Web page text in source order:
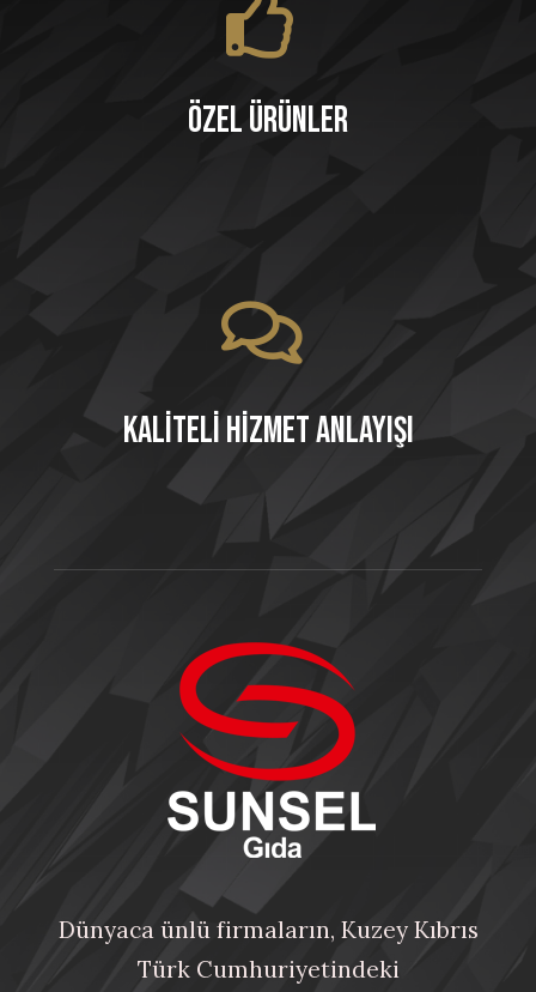
Özel Ürünler
Kaliteli Hizmet Anlayışı
Dünyaca ünlü firmaların, Kuzey Kıbrıs
Türk Cumhuriyetindeki